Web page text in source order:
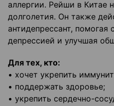
аллергии. Рейши в Китае
долголетия. Он также
антидепрессант, помогая
депрессией и улучшая
Для тех, кто:
• хочет укрепить
• поддержать здоровье;
• укрепить сердечно-